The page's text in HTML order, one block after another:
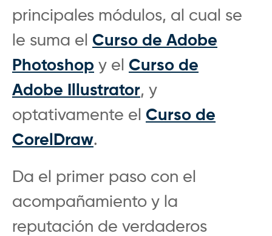
principales módulos, al cual se
le suma el Curso de Adobe
Photoshop y el Curso de
Adobe Illustrator, y
optativamente el Curso de
CorelDraw.
Da el primer paso con el
acompañamiento y la
reputación de verdaderos